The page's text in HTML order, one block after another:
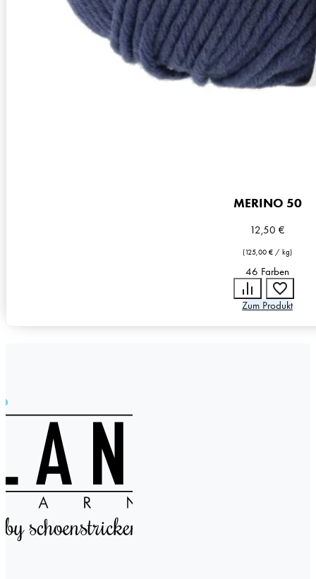
MERINO 50
12,50 €
(125,00 € / kg)
46 Farben
Zum Produkt